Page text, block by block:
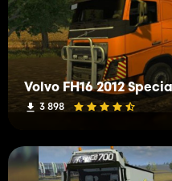
3 898